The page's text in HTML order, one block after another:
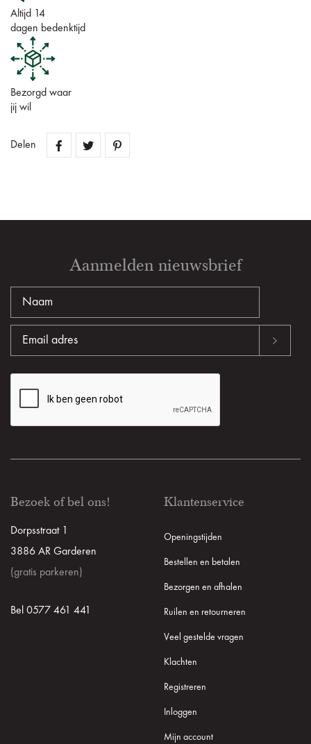
Altijd 14
dagen bedenktijd
Bezorgd waar
jij wil
Delen
Aanmelden nieuwsbrief
Bezoek of bel ons!
Dorpsstraat 1
3886 AR Garderen
(gratis parkeren)
Bel 0577 461 441
Klantenservice
Openingstijden
Bestellen en betalen
Bezorgen en afhalen
Ruilen en retourneren
Veel gestelde vragen
Klachten
Registreren
Inloggen
Mijn account